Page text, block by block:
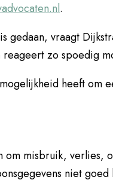
.
gedaan, vraagt
zo spoedig
heeft om
om misbruik,
niet